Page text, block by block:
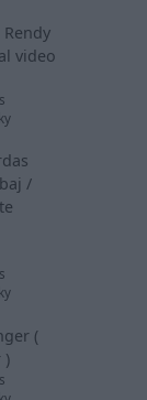
video
/
(
)